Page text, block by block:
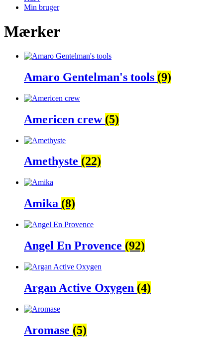
Min bruger
Mærker
Amaro Gentelman's tools (9)
Americen crew (5)
Amethyste (22)
Amika (8)
Angel En Provence (92)
Argan Active Oxygen (4)
Aromase (5)